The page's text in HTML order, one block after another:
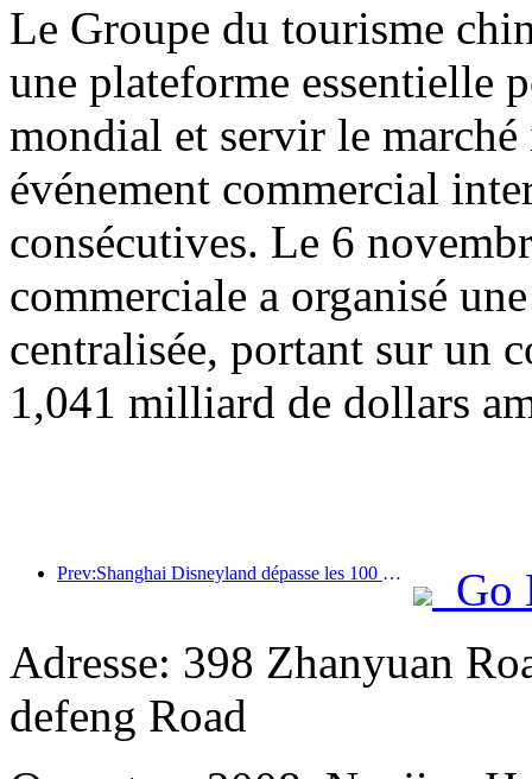
Le Groupe du tourisme
une plateforme essentielle
mondial et servir le
événement commercial
consécutives. Le 6
commerciale a organisé
centralisée, portant sur un
1,041 milliard de dollars
Prev:Shanghai Disneyland dépasse les 100 millions de visiteurs et s'agrandira avec un quatrième hôtel à thème.
Go
Adresse: 398 Zhanyuan
defeng Road